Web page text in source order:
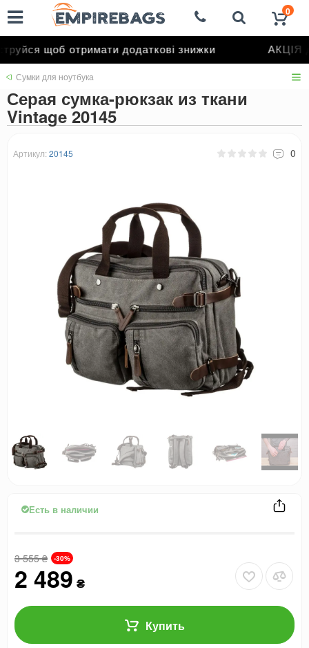
щоб отримати додаткові знижки АКЦІЯ
0
Сумки для ноутбука
Серая сумка-рюкзак из ткани
Vintage 20145
Артикул: 20145 0
Есть в наличии
3 555₴ -30%
2 489 ₴
Купить